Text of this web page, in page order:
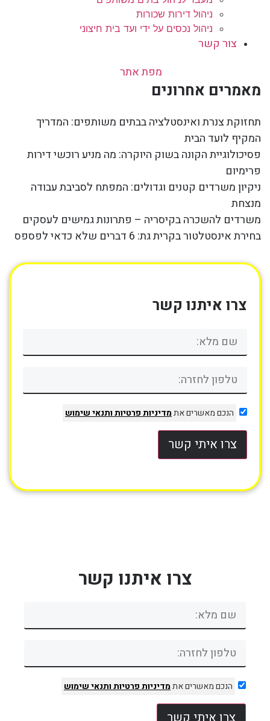
ניהול דירות שכורות
ניהול נכסים על ידי ועד בית חיצוני
צור קשר
מפת אתר
מאמרים אחרונים
תחזוקת צנרת ואינסטלציה בבתים משותפים: המדריך
המקיף לועד הבית
פסיכולוגיית הקונה בשוק היוקרה: מה מניע רוכשי דירות
פרימיום
ניקיון משרדים קטנים וגדולים: המפתח לסביבת עבודה
מנצחת
משרדים להשכרה בקיסריה – פתרונות גמישים לעסקים
בחירת אינסטלטור בקרית גת: 6 דברים שלא כדאי לפספס
צרו איתנו קשר
הנכם מאשרים אתמדיניות פרטיותותנאי שימוש
צרו איתי קשר
צרו איתנו קשר
הנכם מאשרים אתמדיניות פרטיותותנאי שימוש